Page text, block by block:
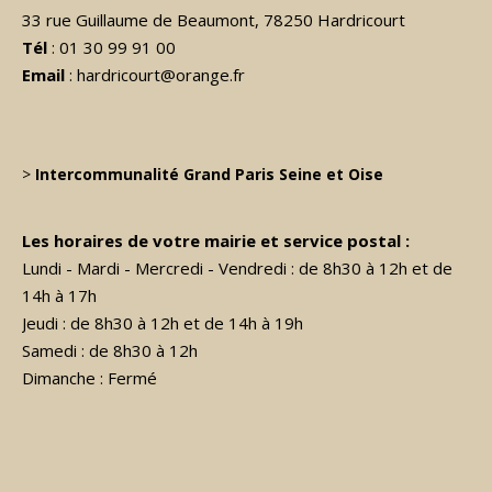
33 rue Guillaume de Beaumont, 78250 Hardricourt
Tél : 01 30 99 91 00
Email : hardricourt@orange.fr
> Intercommunalité Grand Paris Seine et Oise
Les horaires de votre mairie et service postal :
Lundi - Mardi - Mercredi - Vendredi : de 8h30 à 12h et de
14h à 17h
Jeudi : de 8h30 à 12h et de 14h à 19h
Samedi : de 8h30 à 12h
Dimanche : Fermé